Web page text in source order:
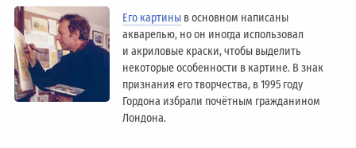
Его картины в основном написаны
акварелью, но он иногда использовал
и акриловые краски, чтобы выделить
некоторые особенности в картине. В знак
признания его творчества, в 1995 году
Гордона избрали почётным гражданином
Лондонa.